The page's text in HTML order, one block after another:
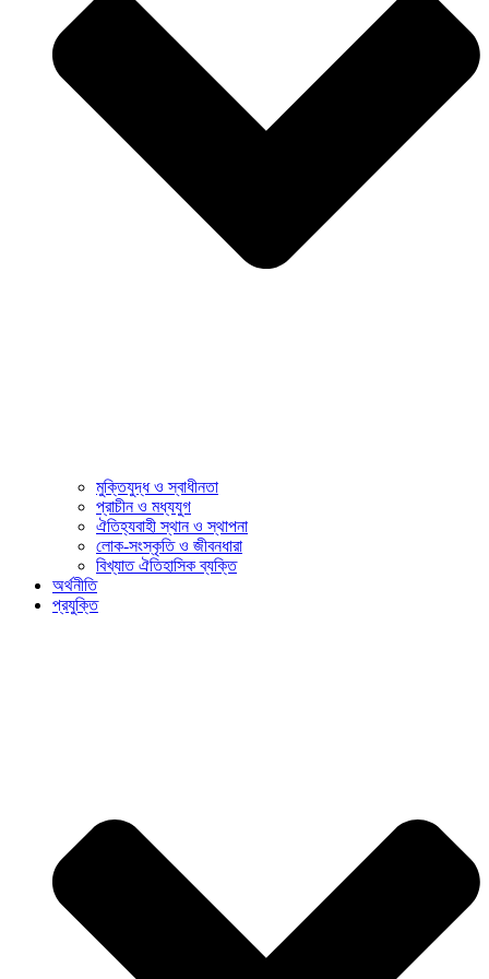
মুক্তিযুদ্ধ ও স্বাধীনতা
প্রাচীন ও মধ্যযুগ
ঐতিহ্যবাহী স্থান ও স্থাপনা
লোক-সংস্কৃতি ও জীবনধারা
বিখ্যাত ঐতিহাসিক ব্যক্তি
অর্থনীতি
প্রযুক্তি